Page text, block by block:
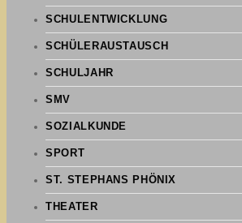
SCHULENTWICKLUNG
SCHÜLERAUSTAUSCH
SCHULJAHR
SMV
SOZIALKUNDE
SPORT
ST. STEPHANS PHÖNIX
THEATER